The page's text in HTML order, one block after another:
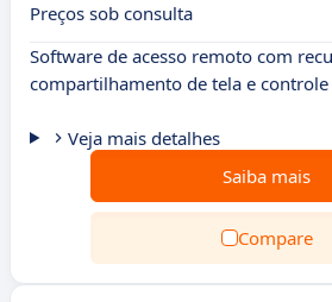
Preços sob consulta
Software de acesso remoto com
compartilhamento de tela e
Veja mais detalhes
Saiba mais
Compare